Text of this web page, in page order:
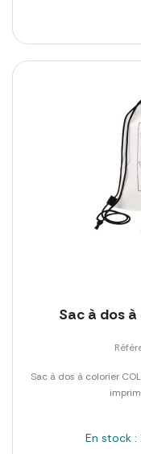
Sac à dos
Sac à dos à colorier
En stock